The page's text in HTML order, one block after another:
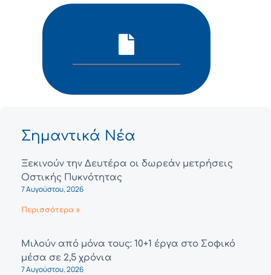
Σημαντικά Νέα
Ξεκινούν την Δευτέρα οι δωρεάν μετρήσεις
Οστικής Πυκνότητας
7 Αυγούστου, 2026
Περισσότερα »
Μιλούν από μόνα τους: 10+1 έργα στο Σοφικό
μέσα σε 2,5 χρόνια
7 Αυγούστου, 2026